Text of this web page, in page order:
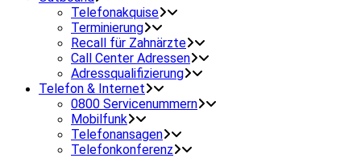
Telefonakquise
Terminierung
Recall für Zahnärzte
Call Center Adressen
Adressqualifizierung
Telefon & Internet
0800 Servicenummern
Mobilfunk
Telefonansagen
Telefonkonferenz